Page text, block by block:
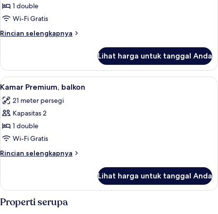
Kamar
Premium
1 double
Wi-Fi Gratis
Rincian selengkapnya
Rincian
Kamar
Premium
Lihat harga untuk tanggal Anda
Lihat
semua
foto
untuk
Kamar
Premium,
balkon
Kamar Premium, balkon | Minibar,
5
Kamar Premium, balkon
21 meter persegi
Kapasitas 2
1 double
Wi-Fi Gratis
Rincian selengkapnya
Rincian
Kamar
Premium,
balkon
Lihat harga untuk tanggal Anda
Properti serupa